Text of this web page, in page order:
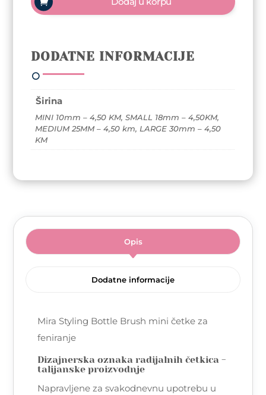
mini
četke
količina
DODATNE INFORMACIJE
Širina
MINI 10mm – 4,50 KM, SMALL 18mm – 4,50KM,
MEDIUM 25MM – 4,50 km, LARGE 30mm – 4,50
KM
Opis
Dodatne informacije
Mira Styling Bottle Brush mini četke za
feniranje
Dizajnerska oznaka radijalnih četkica -
talijanske proizvodnje
Napravljene za svakodnevnu upotrebu u